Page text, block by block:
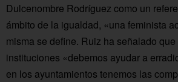
Dulcenombre Rodríguez como un
ámbito de la igualdad, «una feminista
misma se define. Ruiz ha señalado
instituciones «debemos ayudar a
en los ayuntamientos tenemos las